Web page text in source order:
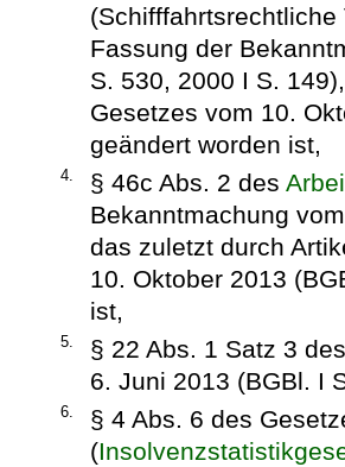
Fassung der
S. 530, 2000 I S.
Gesetzes vom 10.
geändert worden ist,
4. § 46c Abs. 2 des
Bekanntmachung
das zuletzt durch
10. Oktober 2013
ist,
5.
§ 22 Abs. 1 Satz 3
6. Juni 2013 (BGBl. I
6.
§ 4 Abs. 6 des
(